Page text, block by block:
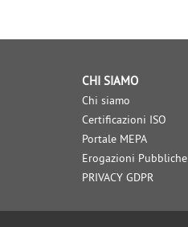
CHI SIAMO
Chi siamo
Certificazioni ISO
Portale MEPA
Erogazioni Pubbliche
PRIVACY GDPR